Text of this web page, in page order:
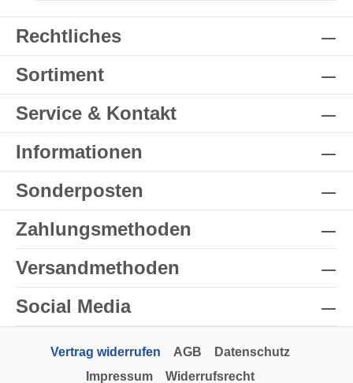
Rechtliches
Sortiment
Service & Kontakt
Informationen
Sonderposten
Zahlungsmethoden
Versandmethoden
Social Media
Vertrag widerrufen AGB
Datenschutz
Impressum
Widerrufsrecht